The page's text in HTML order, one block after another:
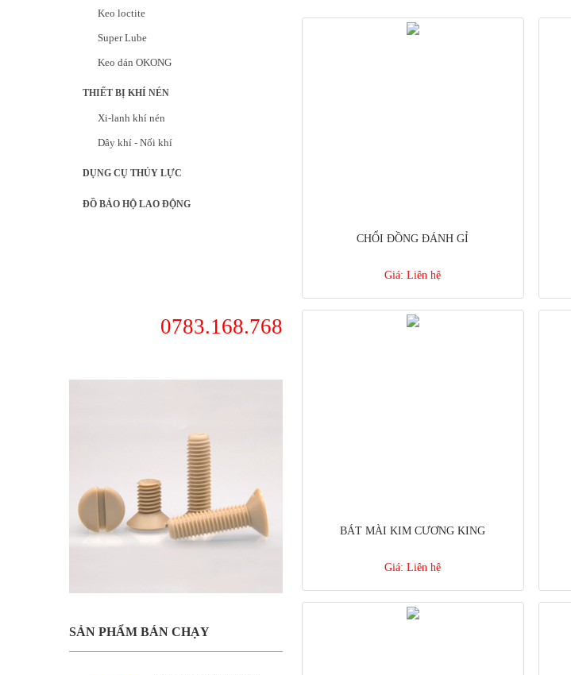
Keo loctite
Super Lube
Keo dán OKONG
THIẾT BỊ KHÍ NÉN
Xi-lanh khí nén
Dây khí - Nối khí
DỤNG CỤ THỦY LỰC
ĐỒ BẢO HỘ LAO ĐỘNG
0783.168.768
SẢN PHẨM BÁN CHẠY
CHỔI ĐỒNG ĐÁNH GỈ
Giá: Liên hệ
BÁT MÀI KIM CƯƠNG KING
Giá: Liên hệ